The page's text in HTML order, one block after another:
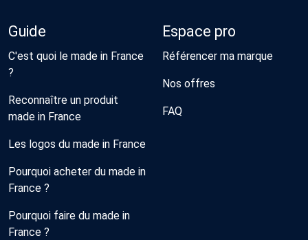
Guide
C'est quoi le made in France
?
Reconnaître un produit
made in France
Les logos du made in France
Pourquoi acheter du made in
France ?
Pourquoi faire du made in
France ?
Espace pro
Référencer ma marque
Nos offres
FAQ